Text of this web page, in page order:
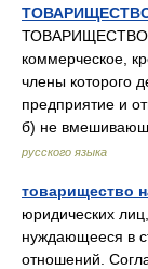
коммерческое,
члены которого
предприятие и
б) не
русского языка
товарищество
юридических
нуждающееся в
отношений.